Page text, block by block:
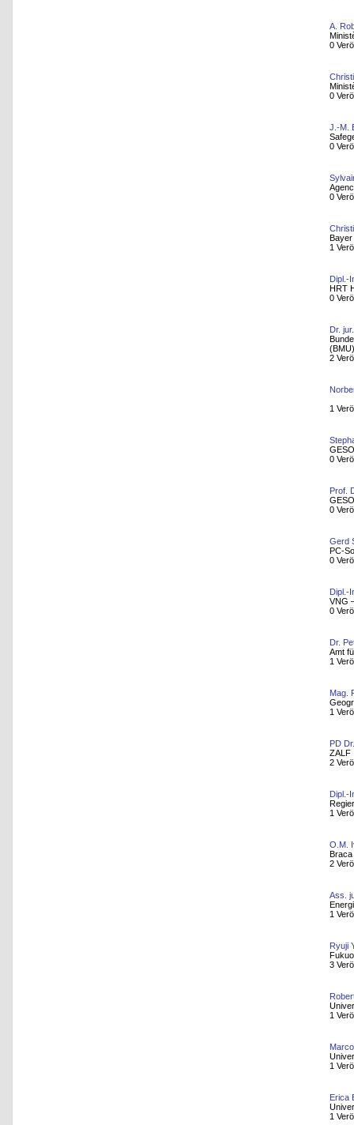
A.
0
0
J.-M.
0
0
Bayer
1
Dipl.-
HRT
0
Dr.
(BMU)
2
1
0
Prof.
0
Gerd
PC-
0
Dipl.-
VNG
0
Dr.
Amt
1
Mag.
1
PD
ZALF
2
Dipl.-
1
O.M.
2
Ass.
1
Ryuji
3
1
1
Erica
1